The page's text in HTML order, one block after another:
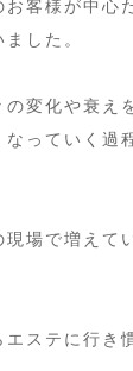
お客様が中心
した。
の変化や衰え
なっていく過
場で増えて
エステに行き